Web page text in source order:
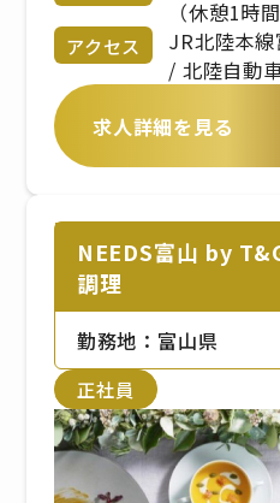
（休憩1時
により変動
時間は、拠
アクセス
JR北陸本線
/ 北陸自動
求人詳細を見る
NEEDS富山 by
調理
勤務地：富山県
正社員